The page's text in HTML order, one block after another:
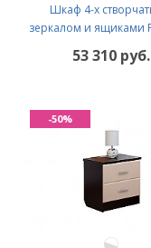
Шкаф 4-х
зеркалом и ящиками
53 310 руб.
-50%